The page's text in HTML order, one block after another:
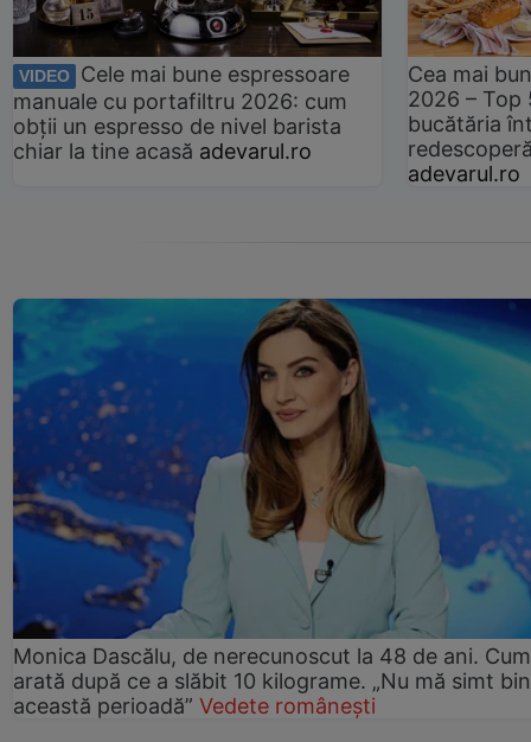
VIDEO
Cele mai bune espressoare
manuale cu portafiltru 2026: cum
obții un espresso de nivel barista
chiar la tine acasă adevarul.ro
Cea mai
2026 –
bucătăria
adevarul.ro
Monica Dascălu, de nerecunoscut la 48 de ani. Cum
arată după ce a slăbit 10 kilograme. „Nu mă simt
această perioadă” Vedete românești